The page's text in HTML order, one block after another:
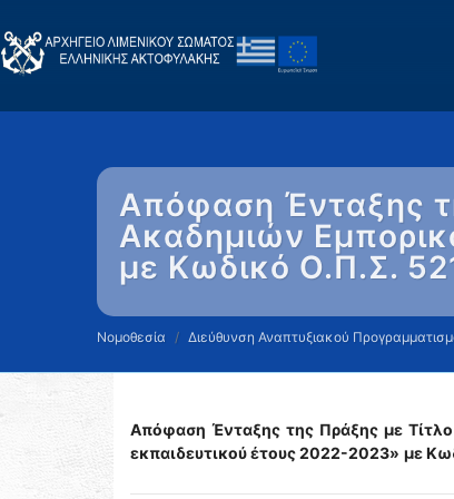
Απόφαση Ένταξης
Ακαδημιών
με Κωδικό Ο.Π.Σ.
Νομοθεσία Διεύθυνση Αναπτυξιακού
Απόφαση Ένταξης της Πράξης με Τίτλο
εκπαιδευτικού έτους 2022-2023» με